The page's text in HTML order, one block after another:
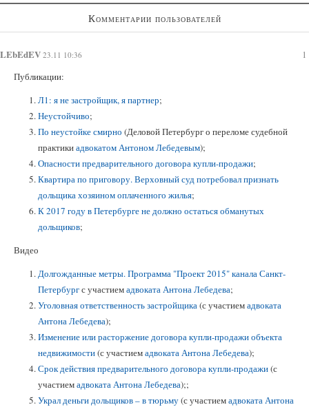
Суд с компанией-застройщиком;
Возврат долгов через взыскание задолженности;
Комментарии пользователей
1
LEbEdEV 23.11 10:36
Публикации:
Л1: я не застройщик, я партнер;
Неустойчиво;
По неустойке смирно (Деловой Петербург о переломе судебной
практикиадвокатом Антоном Лебедевым);
Опасности предварительного договора купли-продажи;
Квартира по приговору. Верховный суд потребовал признать
дольщика хозяином оплаченного жилья;
К 2017 году в Петербурге не должно остаться обманутых
дольщиков;
Видео
Долгожданные метры. Программа "Проект 2015" канала Санкт-
Петербургс участиемадвоката Антона Лебедева;
Уголовная ответственность застройщика (с участиемадвоката
Антона Лебедева);
Изменение или расторжение договора купли-продажи объекта
недвижимости(с участиемадвоката Антона Лебедева);
Срок действия предварительного договора купли-продажи(с
участиемадвоката Антона Лебедева);;
Украл деньги дольщиков – в тюрьму(с участиемадвоката Антона